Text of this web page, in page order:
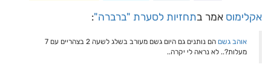
אקלימוס אמר בתחזיות לסערת "ברברה":
אוהב גשם
הם נותנים גם היום גשם מעורב בשלג לשעה 2 בצהריים עם 7
מעלות?.. לא נראה לי יקרה..